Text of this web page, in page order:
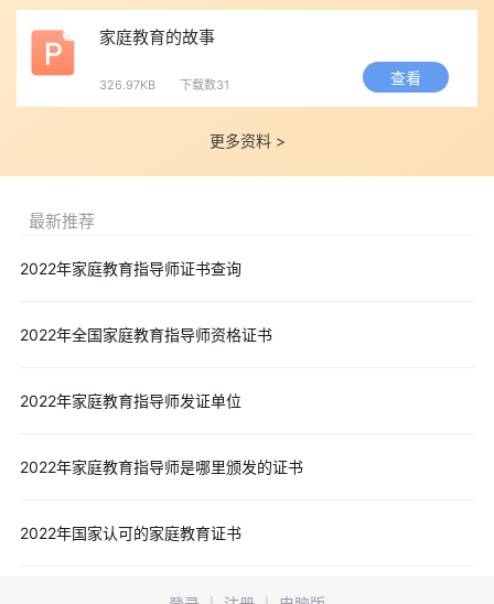
家庭教育的故事
326.97KB 下载数31 查看
更多资料 >
最新推荐
2022年家庭教育指导师证书查询
2022年全国家庭教育指导师资格证书
2022年家庭教育指导师发证单位
2022年家庭教育指导师是哪里颁发的证书
2022年国家认可的家庭教育证书